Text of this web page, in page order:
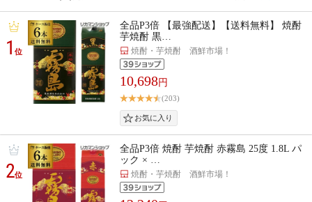
1位
全品P3倍 【最強配送】【送料無料】 焼酎
芋焼酎 黒…
焼酎・芋焼酎 酒鮮市場！
10,698円
(203)
2位
全品P3倍 焼酎 芋焼酎 赤霧島 25度 1.8L パ
ック × …
焼酎・芋焼酎 酒鮮市場！